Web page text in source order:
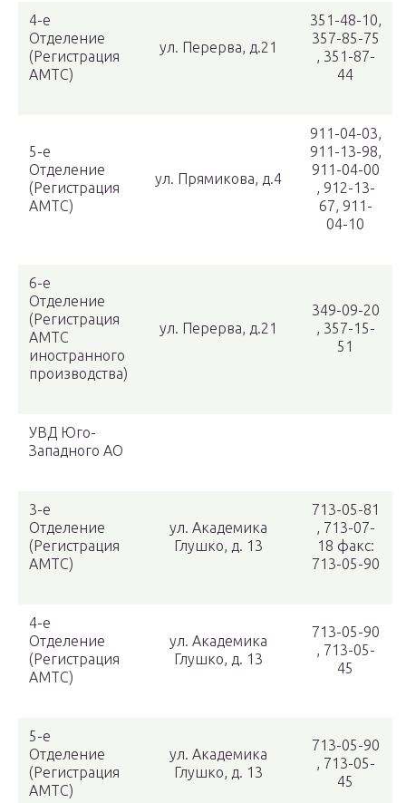
4-е
Отделение
(Регистрация
АМТС)
ул. Перерва, д.21
351-48-10,
357-85-75
, 351-87-
44
5-е
Отделение
(Регистрация
АМТС)
ул. Прямикова, д.4
911-04-03,
911-13-98,
911-04-00
, 912-13-
67, 911-
04-10
6-е
Отделение
(Регистрация
АМТС
иностранного
производства)
ул. Перерва, д.21
349-09-20
, 357-15-
51
УВД Юго-
Западного АО
3-е
Отделение
(Регистрация
АМТС)
ул. Академика
Глушко, д. 13
713-05-81
, 713-07-
18 факс:
713-05-90
4-е
Отделение
(Регистрация
АМТС)
ул. Академика
Глушко, д. 13
713-05-90
, 713-05-
45
5-е
Отделение
(Регистрация
АМТС)
ул. Академика
Глушко, д. 13
713-05-90
, 713-05-
45